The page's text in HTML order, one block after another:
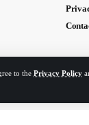
to the Privacy Policy